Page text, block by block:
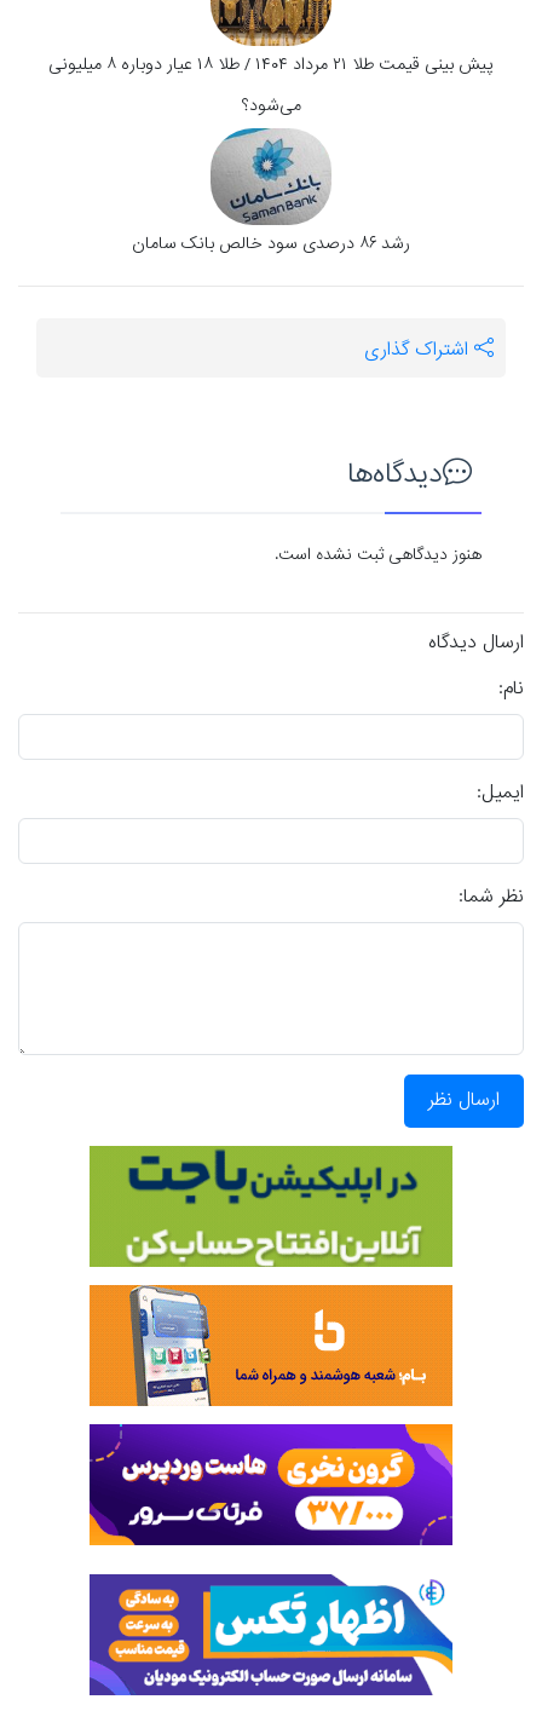
پیش بینی قیمت طلا ۲۱ مرداد ۱۴۰۴ / طلا ۱۸ عیار دوباره ۸ میلیونی
می‌شود؟
رشد ۸۶ درصدی سود خالص بانک سامان
اشتراک گذاری
دیدگاه‌ها
هنوز دیدگاهی ثبت نشده است.
ارسال دیدگاه
نام:
ایمیل:
نظر شما:
ارسال نظر